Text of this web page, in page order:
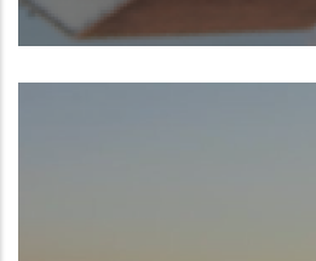
Santa Pola (Alicante)